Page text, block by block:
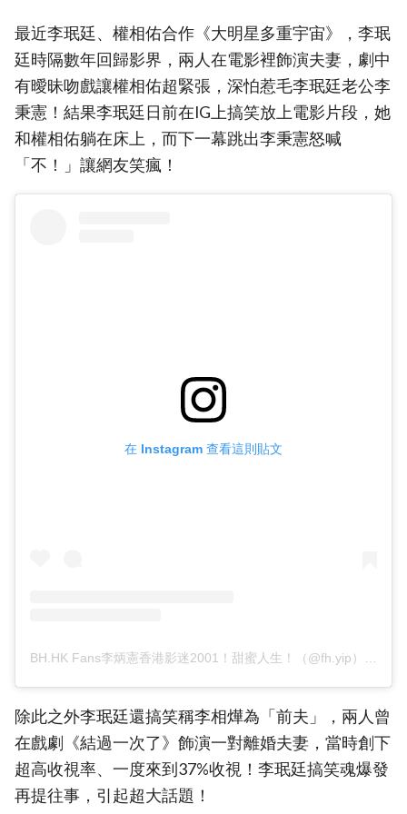
最近李珉廷、權相佑合作《大明星多重宇宙》，李珉
廷時隔數年回歸影界，兩人在電影裡飾演夫妻，劇中
有曖昧吻戲讓權相佑超緊張，深怕惹毛李珉廷老公李
秉憲！結果李珉廷日前在IG上搞笑放上電影片段，她
和權相佑躺在床上，而下一幕跳出李秉憲怒喊
「不！」讓網友笑瘋！
在 Instagram 查看這則貼文
除此之外李珉廷還搞笑稱李相燁為「前夫」，兩人曾
在戲劇《結過一次了》飾演一對離婚夫妻，當時創下
超高收視率、一度來到37%收視！李珉廷搞笑魂爆發
再提往事，引起超大話題！